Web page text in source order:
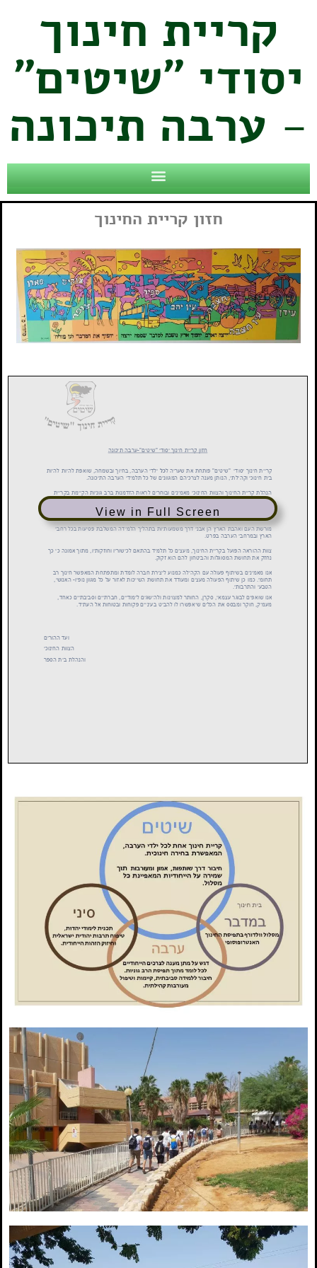
קריית חינוך
יסודי "שיטים"
- ערבה תיכונה
חזון קריית החינוך
View in Full Screen